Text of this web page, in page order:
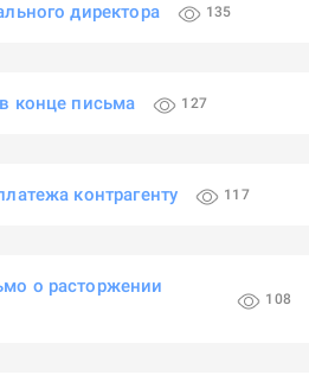
директора 135
конце письма 127
контрагенту 117
о расторжении
108